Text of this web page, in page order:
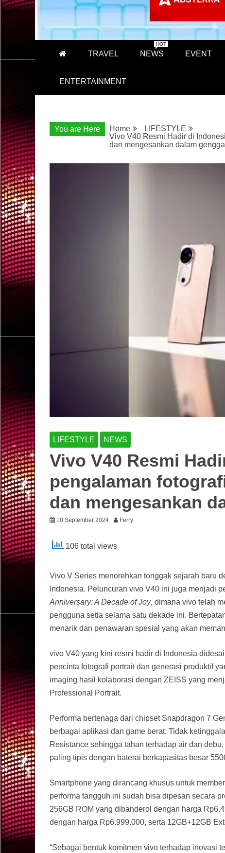
TRAVEL NEWS
HOT
EVENT
ENTERTAINMENT
You are Here Home
LIFESTYLE
Vivo V40 Resmi Hadir di
dan mengesankan dalam
LIFESTYLE NEWS
Vivo V40 Resmi
pengalaman
dan mengesankan
10 September 2024 Ferry
106 total views
Vivo V Series menorehkan tonggak sejarah baru
Indonesia. Peluncuran vivo V40 ini juga menjadi
Anniversary: A Decade of Joy, dimana vivo telah
pengguna setia selama satu dekade ini.
menarik dan penawaran spesial yang akan
vivo V40 yang kini resmi hadir di Indonesia
pencinta fotografi portrait dan generasi produktif
imaging hasil kolaborasi dengan ZEISS yang
Professional Portrait.
Performa bertenaga dari chipset Snapdragon 7
berbagai aplikasi dan game berat. Tidak
Resistance sehingga tahan terhadap air dan
paling tipis dengan baterai berkapasitas besar
Smartphone yang dirancang khusus untuk
performa tangguh ini sudah bisa dipesan secara
256GB ROM yang dibanderol dengan harga
dengan harga Rp6.999.000, serta 12GB+12GB
“Sebagai bentuk komitmen vivo terhadap inovasi